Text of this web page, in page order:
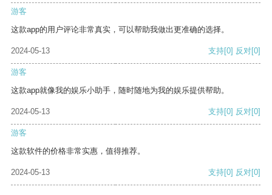
游客
这款app的用户评论非常真实，可以帮助我做出更准确的选择。
2024-05-13 支持[0] 反对[0]
游客
这款app就像我的娱乐小助手，随时随地为我的娱乐提供帮助。
2024-05-13 支持[0] 反对[0]
游客
这款软件的价格非常实惠，值得推荐。
2024-05-13 支持[0] 反对[0]